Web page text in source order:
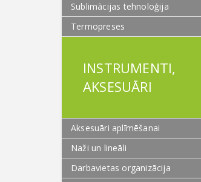
Sublimācijas tehnoloģija
Termopreses
INSTRUMENTI,
AKSESUĀRI
Aksesuāri aplīmēšanai
Naži un lineāli
Darbavietas organizācija